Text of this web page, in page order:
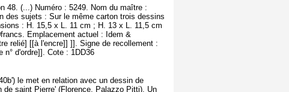
48. (...) Numéro : 5249. Nom du maître :
des sujets : Sur le même carton trois dessins
: H. 15,5 x L. 11 cm ; H. 13 x L. 11,5 cm
Emplacement actuel : Idem &
relié] [[à l'encre]] ]]. Signe de recollement :
d'ordre]]. Cote : 1DD36
le met en relation avec un dessin de
de saint Pierre' (Florence, Palazzo Pitti). Un